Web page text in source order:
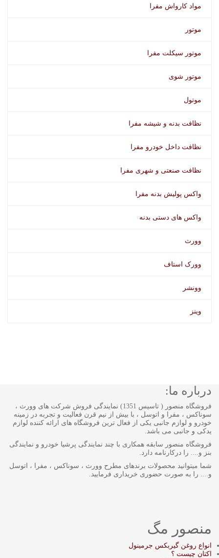
مواد کارواش مفرا
موتور
موتور سیکلت مفرا
موتور شوی
موتول
نظافت بدنه و شیشه مفرا
نظافت داخل خودرو مفرا
نظافت صنعتی و شهری مفرا
واکس پولیش بدنه مفرا
واکس های دستی بدنه
وورث
وورک استاف
وونشر
وینز
درباره ما:
فروشگاه منصور ( تاسیس 1351) نمایندگی فروش شرکت های وورث ،
سوناکس ، مفرا و اتوسل ، با بیش از نیم قرن فعالیت و تجربه در زمینه
خودرو و لوازم جانبی یکی از فعال ترین فروشگاه های ارائه کننده لوازم
یدکی و جانبی می باشد.
فروشگاه منصور سابقه همکاری با چند نمایندگی پرشیا خودرو و نمایندگی
بنز و.... را درکارنامه دارد.
شما میتوانید محصولات برندهای مطرح وورث ، سوناکس ، مفرا ، اتوسل
و.... را به صورت حضوری خریداری فرمایید.
منصور مگ
انواع روغن گیربکس جرمینول
اکتان چیست ؟